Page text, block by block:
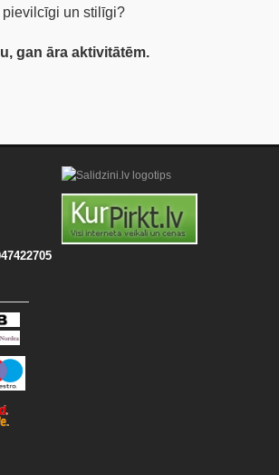
pievilcīgi un stilīgi?
gan āra aktivitātēm.